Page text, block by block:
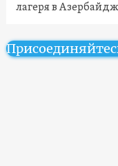
лагеря в